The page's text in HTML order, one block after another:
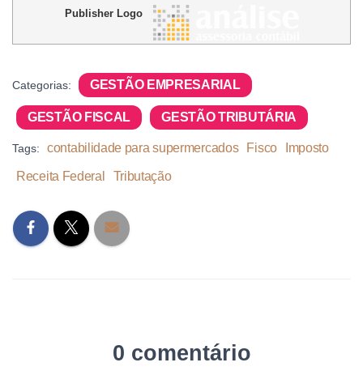
Publisher Logo
Categorias: GESTÃO EMPRESARIAL
GESTÃO FISCAL GESTÃO TRIBUTÁRIA
Tags: contabilidade para supermercados Fisco Imposto
Receita Federal Tributação
0 comentário